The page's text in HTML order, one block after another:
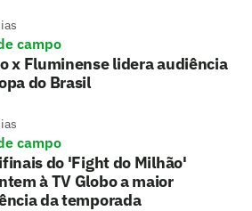
campo
x Fluminense lidera audiência
do Brasil
campo
do 'Fight do Milhão'
à TV Globo a maior
da temporada